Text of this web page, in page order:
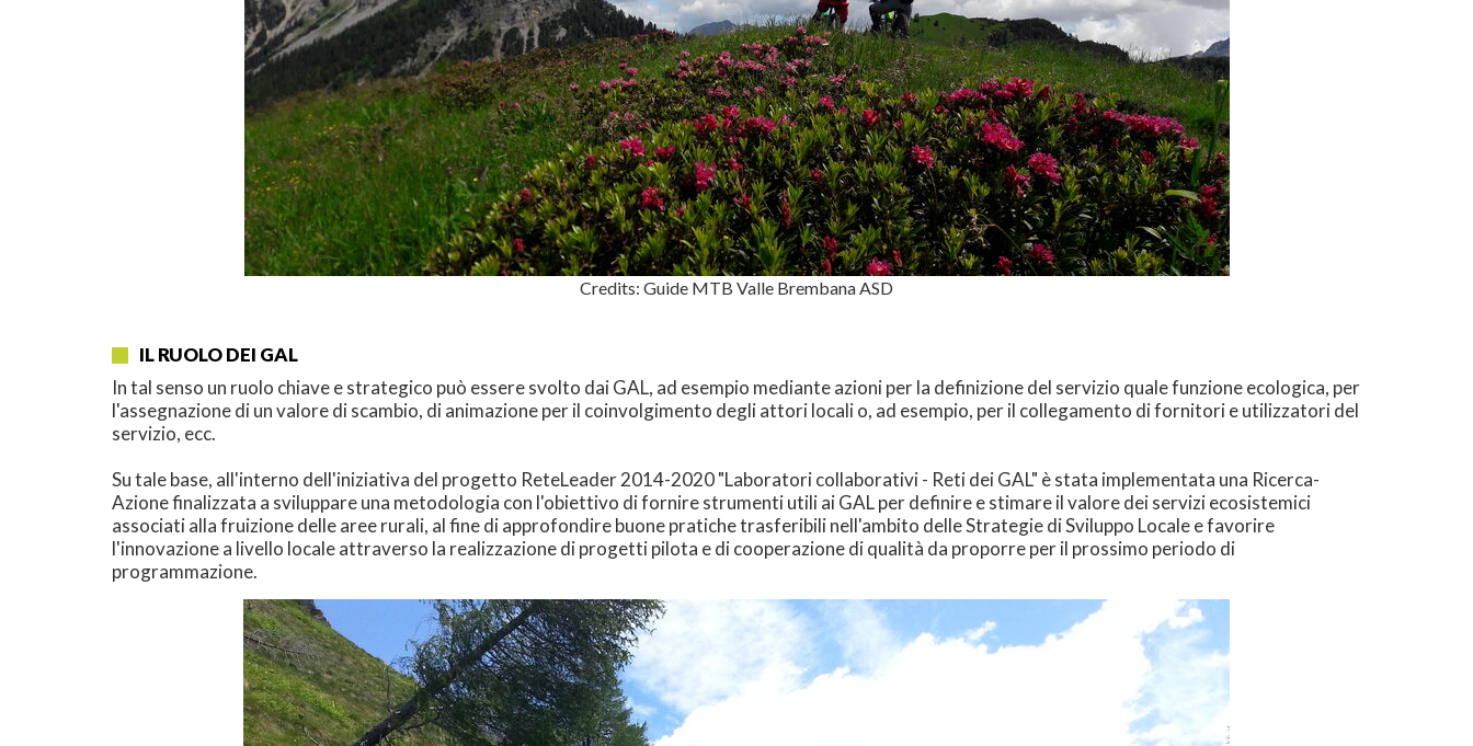
Credits: Guide MTB Valle Brembana ASD
IL RUOLO DEI GAL
In tal senso un ruolo chiave e strategico può essere svolto dai GAL, ad esempio mediante azioni per la definizione del servizio quale funzione ecologica, per
l'assegnazione di un valore di scambio, di animazione per il coinvolgimento degli attori locali o, ad esempio, per il collegamento di fornitori e utilizzatori del
servizio, ecc.
Su tale base, all'interno dell'iniziativa del progetto ReteLeader 2014-2020 "Laboratori collaborativi - Reti dei GAL" è stata implementata una Ricerca-
Azione finalizzata a sviluppare una metodologia con l'obiettivo di fornire strumenti utili ai GAL per definire e stimare il valore dei servizi ecosistemici
associati alla fruizione delle aree rurali, al fine di approfondire buone pratiche trasferibili nell'ambito delle Strategie di Sviluppo Locale e favorire
l'innovazione a livello locale attraverso la realizzazione di progetti pilota e di cooperazione di qualità da proporre per il prossimo periodo di
programmazione.